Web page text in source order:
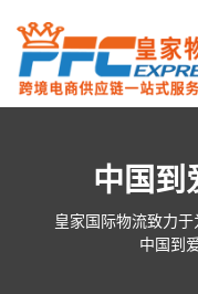
中国到
皇家国际物流致力
中国到